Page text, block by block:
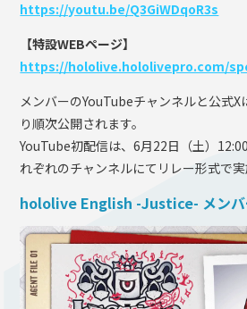
https://youtu.be/Q3GiWDqoR3s
【特設WEBページ】
https://hololive.hololivepro.com/
メンバーのYouTubeチャンネルと公式
り順次公開されます。
YouTube初配信は、6月22日（土）
れぞれのチャンネルにてリレー形式で実
hololive English -Justice- メンバ